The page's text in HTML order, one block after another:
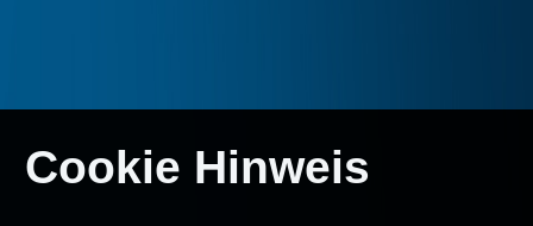
Cookie Hinweis